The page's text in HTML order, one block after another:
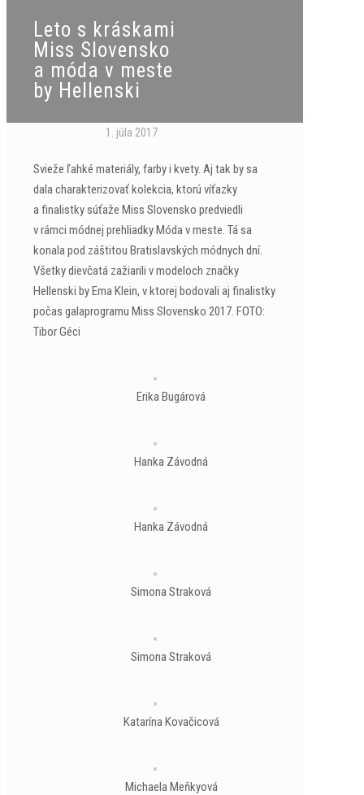
Leto s kráskami
Miss Slovensko
a móda v meste
by Hellenski
1. júla 2017
Svieže ľahké materiály, farby i kvety. Aj tak by sa
dala charakterizovať kolekcia, ktorú víťazky
a finalistky súťaže Miss Slovensko predviedli
v rámci módnej prehliadky Móda v meste. Tá sa
konala pod záštitou Bratislavských módnych dní.
Všetky dievčatá zažiarili v modeloch značky
Hellenski by Ema Klein, v ktorej bodovali aj finalistky
počas galaprogramu Miss Slovensko 2017. FOTO:
Tibor Géci
Erika Bugárová
Hanka Závodná
Hanka Závodná
Simona Straková
Simona Straková
Katarína Kovačicová
Michaela Meňkyová